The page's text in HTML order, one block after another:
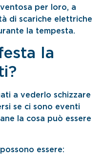
per loro, a
di scariche elettriche
la tempesta.
la
a vederlo schizzare
se ci sono eventi
la cosa può essere
possono essere: